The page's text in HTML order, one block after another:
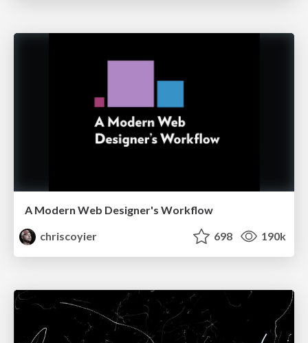
A Modern Web Designer's Workflow
chriscoyier
698 190k